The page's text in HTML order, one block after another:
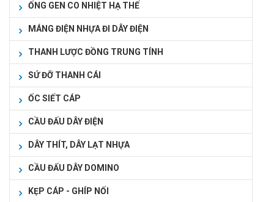
ỐNG GEN CO NHIỆT HẠ THẾ
MÁNG ĐIỆN NHỰA ĐI DÂY ĐIỆN
THANH LƯỢC ĐỒNG TRUNG TÍNH
SỨ ĐỠ THANH CÁI
ỐC SIẾT CÁP
CẦU ĐẤU DÂY ĐIỆN
DÂY THÍT, DÂY LẠT NHỰA
CẦU ĐẤU DÂY DOMINO
KẸP CÁP - GHÍP NỐI